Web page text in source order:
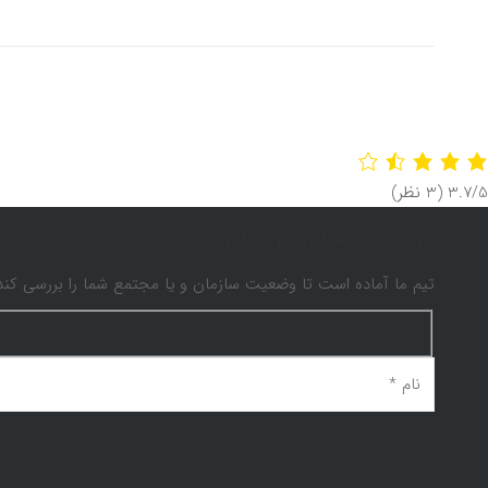
‫3.7/5
تیم ما آماده است تا وضعیت سازمان و یا مجتمع شما را بررسی